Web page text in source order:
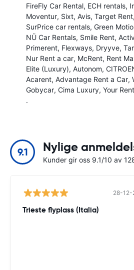
FireFly Car Rental ECH rentals
Moventur Sixt Avis Target Rent
SurPrice car rentals Green
NÜ Car Rentals Smile Rent
Primerent Flexways Dryyve
Nur Rent a car McRent Rent
Elite (Luxury) Autonom
Acarent Advantage Rent a Car
Gobycar Cima Luxury Your Rent
.
9.1 Nylige
Kunder gir oss 9.1/10 av
28-12-
Trieste flyplass (Italia)